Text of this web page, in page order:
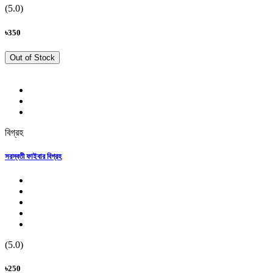
(5.0)
৳350
Out of Stock
বিগ্রহ
সরস্বতী ফাইবার বিগ্রহ
(5.0)
৳250